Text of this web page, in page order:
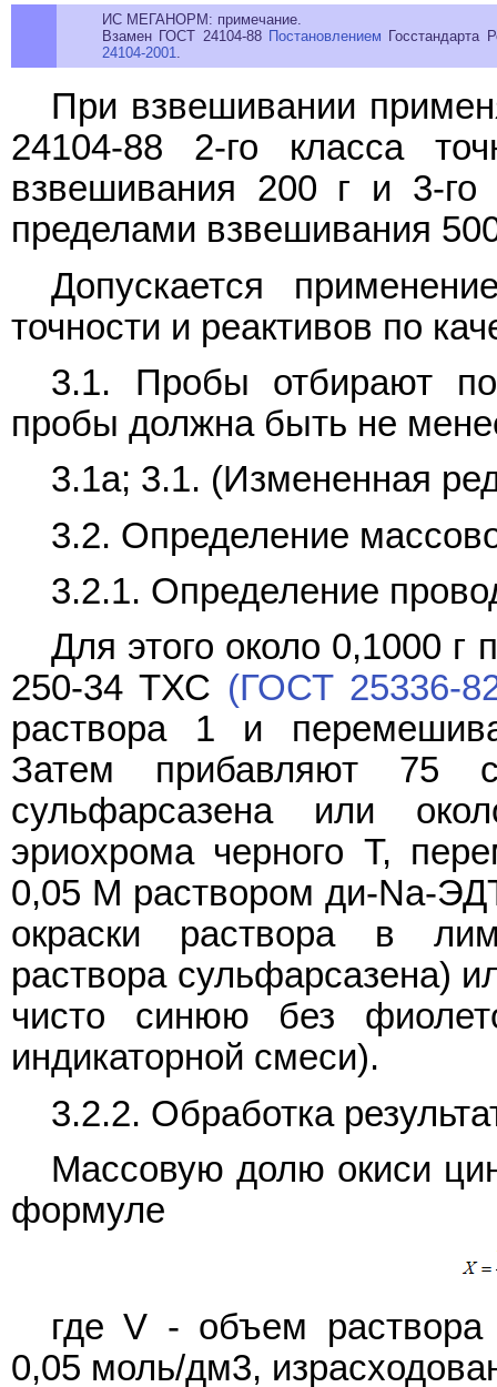
ИС МЕГАНОРМ: примечание.
Взамен ГОСТ 24104-88 Постановлением Госстандарта
24104-2001.
При взвешивании
24104-88 2-го класса
взвешивания 200 г и 3-го
пределами взвешивания 500
Допускается
точности и реактивов по
3.1. Пробы отбирают
пробы должна быть не
3.1а; 3.1. (Измененная
3.2. Определение
3.2.1. Определение
Для этого около 0,1000
250-34 ТХС (ГОСТ 25336-
раствора 1 и
Затем прибавляют 75
сульфарсазена или
эриохрома черного Т,
0,05 М раствором ди-Na-
окраски раствора в
раствора сульфарсазена)
чисто синюю без
индикаторной смеси).
3.2.2. Обработка
Массовую долю окиси
формуле
где V - объем раствора
0,05 моль/дм3,